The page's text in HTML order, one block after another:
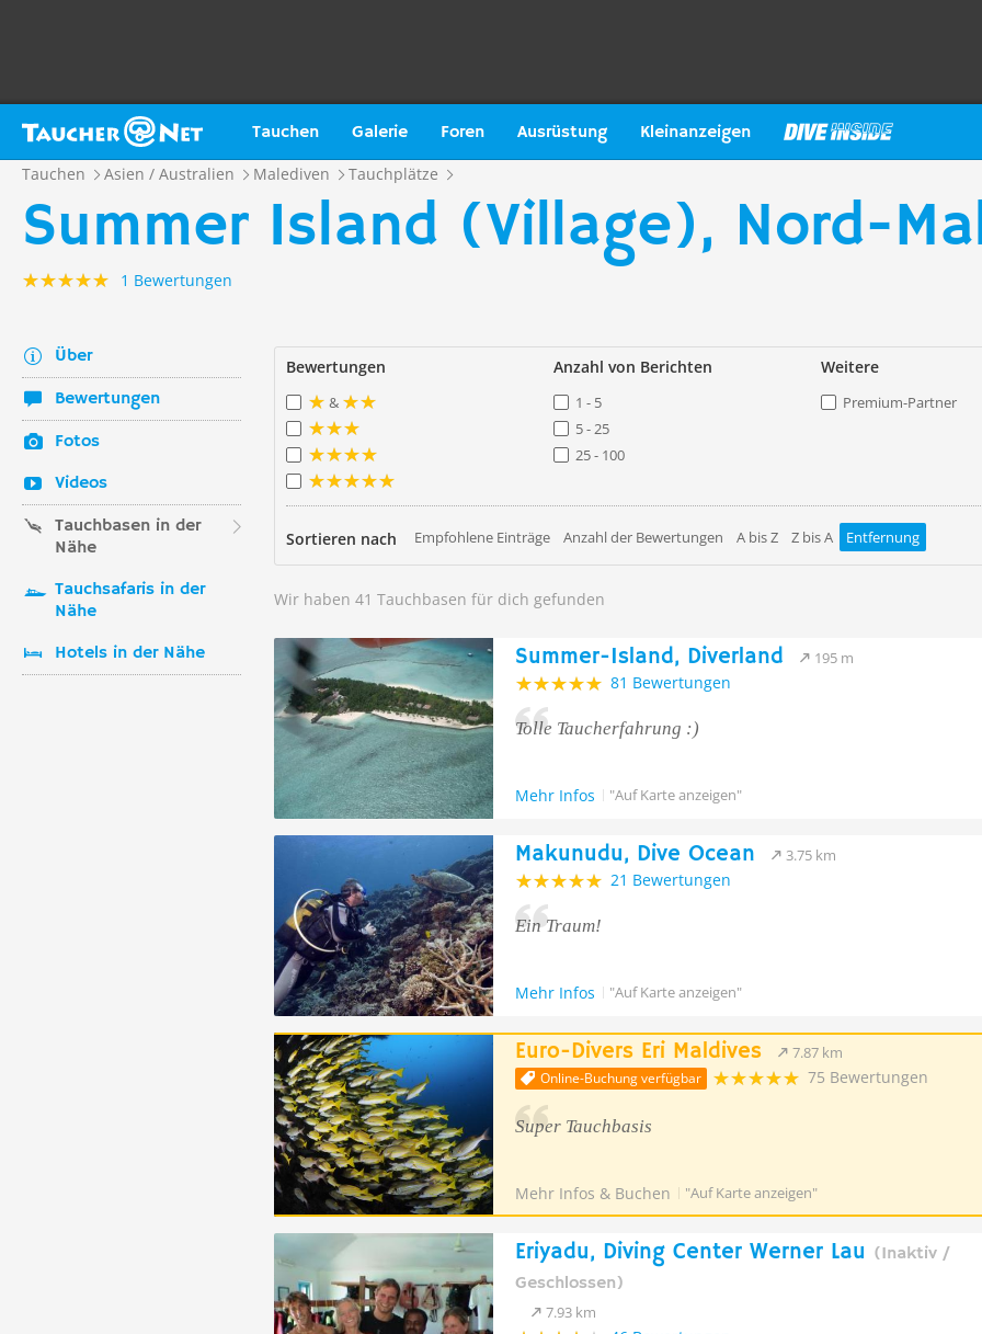
Tauchen Galerie Foren Ausrüstung Kleinanzeigen
Tauchen Asien / Australien Malediven Tauchplätze
Summer Island (Village), Nord-
1 Bewertungen
Über
Bewertungen
Fotos
Videos
Tauchbasen in der
Nähe
Tauchsafaris in der
Nähe
Hotels in der Nähe
Bewertungen
&
Anzahl von Berichten
1 - 5
5 - 25
25 - 100
Weitere
Premium-Partner
Sortieren nach Empfohlene Einträge Anzahl der Bewertungen A bis Z Z bis A Entfernung
Wir haben 41 Tauchbasen für dich gefunden
Summer-Island, Diverland 195 m
81 Bewertungen
Tolle Taucherfahrung :)
Mehr Infos "Auf Karte anzeigen"
Makunudu, Dive Ocean 3.75 km
21 Bewertungen
Ein Traum!
Mehr Infos "Auf Karte anzeigen"
Euro-Divers Eri Maldives 7.87 km
Online-Buchung verfügbar 75 Bewertungen
Super Tauchbasis
Mehr Infos & Buchen "Auf Karte anzeigen"
Eriyadu, Diving Center Werner Lau (Inaktiv /
Geschlossen)
7.93 km